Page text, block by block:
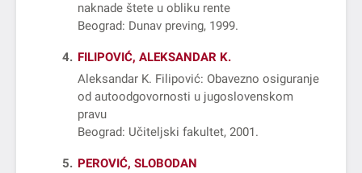
naknade štete u obliku rente
Beograd: Dunav preving, 1999
4
FILIPOVIĆ, ALEKSANDAR K.
Aleksandar K. Filipović: Obavezno osiguranje
od autoodgovornosti u jugoslovenskom
pravu
Beograd: Učiteljski fakultet, 2001
5
PEROVIĆ, SLOBODAN